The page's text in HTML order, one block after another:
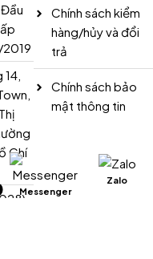
Chí
Chính sách kiểm
hàng/hủy và đổi
trả
Chính sách bảo
mật thông tin
Messenger
Zalo